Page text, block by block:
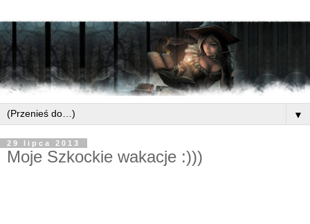
▼
29 lipca 2013
Moje Szkockie wakacje :)))